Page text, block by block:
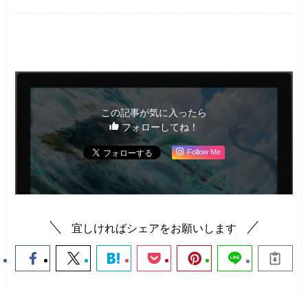
この記事が気に入ったら
フォローしてね！
Follow Me
宜しければシェアをお願いします